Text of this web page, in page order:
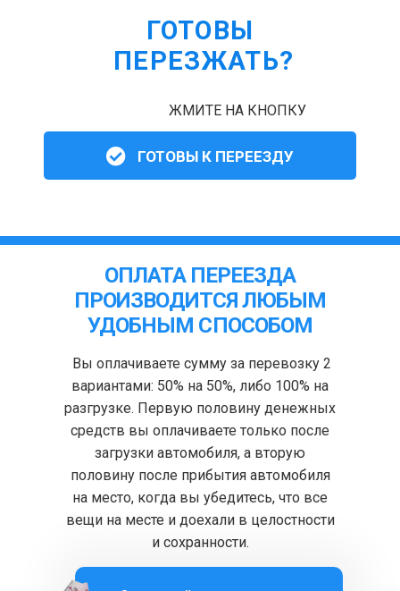
ГОТОВЫ
ПЕРЕЗЖАТЬ?
ЖМИТЕ НА КНОПКУ
ГОТОВЫ К ПЕРЕЕЗДУ
ОПЛАТА ПЕРЕЕЗДА
ПРОИЗВОДИТСЯ ЛЮБЫМ
УДОБНЫМ СПОСОБОМ
Вы оплачиваете сумму за перевозку 2
вариантами: 50% на 50%, либо 100% на
разгрузке. Первую половину денежных
средств вы оплачиваете только после
загрузки автомобиля, а вторую
половину после прибытия автомобиля
на место, когда вы убедитесь, что все
вещи на месте и доехали в целостности
и сохранности.